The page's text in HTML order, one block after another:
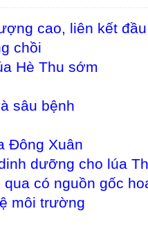
cao, liên kết
chồi
Hè Thu sớm
sâu bệnh
Đông Xuân
dưỡng cho lúa
có nguồn gốc
môi trường